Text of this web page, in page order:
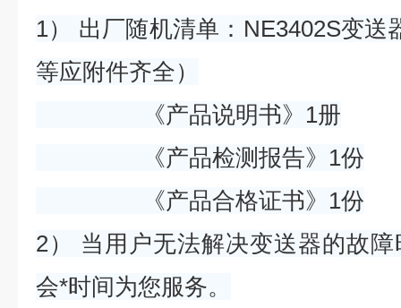
1） 出厂随机清单：NE3402S变送
等应附件齐全）
《产品说明书》1册
《产品检测报告》1份
《产品合格证书》1份
2） 当用户无法解决变送器的故
会*时间为您服务。